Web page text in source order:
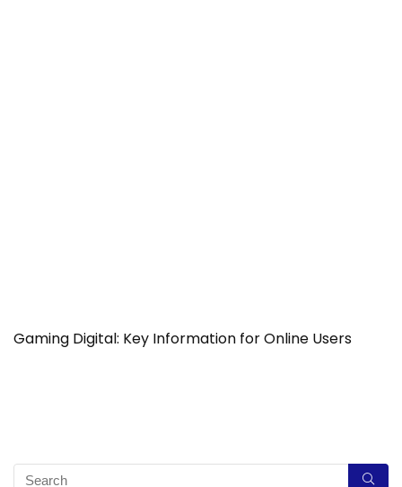
Gaming Digital: Key Information for Online Users